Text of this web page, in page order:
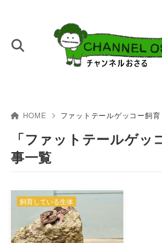
HOME ファットテールゲッコー飼育
「ファットテールゲッ
事一覧
飼育している生体